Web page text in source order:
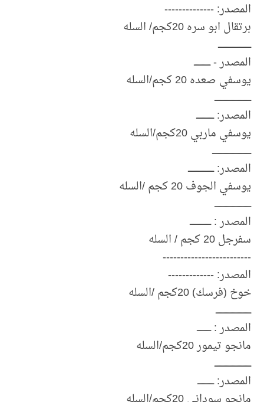
المصدر: --------------
برتقال ابو سره 20كجم/ السله
ــــــــــــــــــــــــــــ
المصدر - ــــــــــــــ
يوسفي صعده 20 كجم/السله
ـــــــــــــــــــــــــــــــ
المصدر: ـــــــــــــــ
يوسفي ماربي 20كجم/السله
ـــــــــــــــــــــــــــــــــ
المصدر: ــــــــــــــــــــــ
يوسفي الجوف 20 كجم /السله
ـــــــــــــــــــــــــــــــ
المصدر : ــــــــــــــــــ
سفرجل 20 كجم / السله
-------------------------
المصدر: -------------
خوخ (فرسك) 20كجم /السله
ــــــــــــــــــــــــــــــ
المصدر : ــــــــــــ
مانجو تيمور 20كجم/السله
ـــــــــــــــــــــــــــــــ
المصدر: ــــــــــــــ